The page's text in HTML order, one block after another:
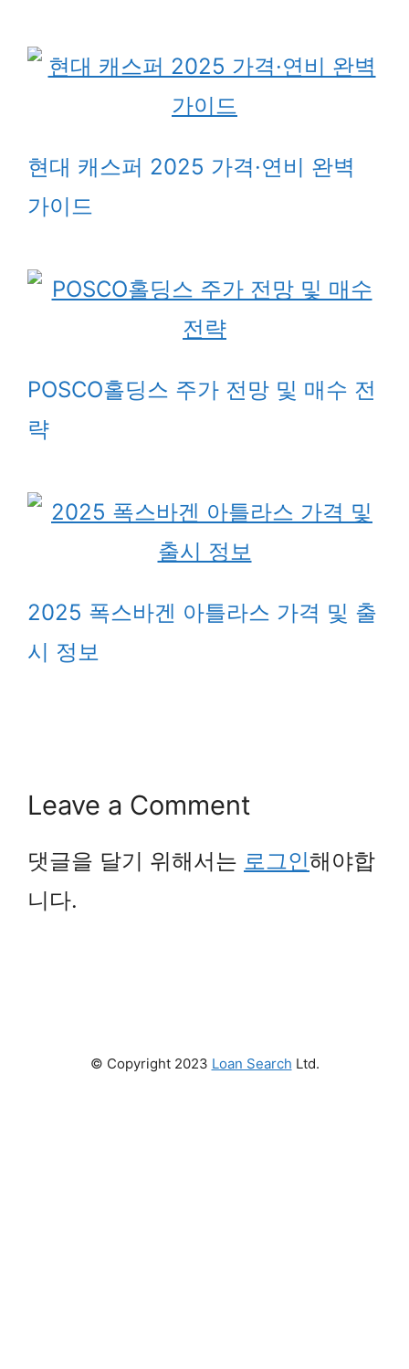
현대 캐스퍼 2025 가격·연비 완벽
가이드
POSCO홀딩스 주가 전망 및 매수 전
략
2025 폭스바겐 아틀라스 가격 및 출
시 정보
Leave a Comment
댓글을 달기 위해서는 로그인해야합
니다.
© Copyright 2023 Loan Search Ltd.